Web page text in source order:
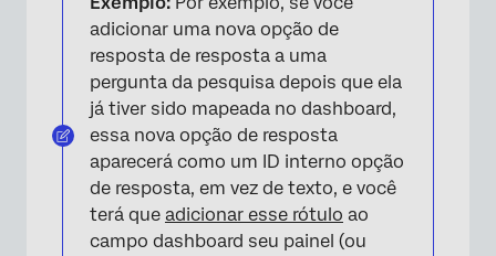
adicionar uma nova opção de
resposta de resposta a uma
pergunta da pesquisa depois que ela
já tiver sido mapeada no dashboard,
essa nova opção de resposta
aparecerá como um ID interno opção
de resposta, em vez de texto, e você
terá que adicionar esse rótulo ao
campo dashboard seu painel (ou